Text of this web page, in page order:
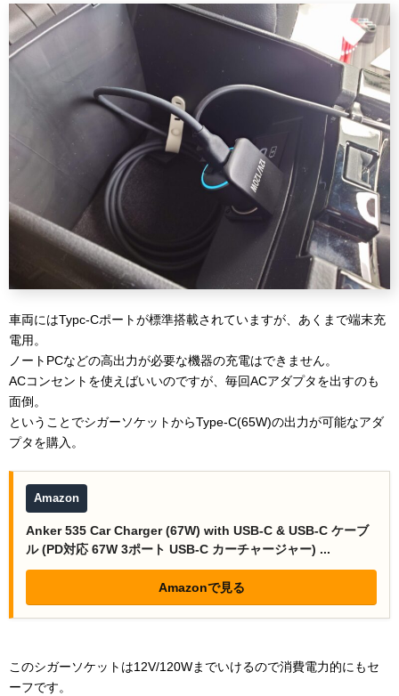
車両にはTypc-Cポートが標準搭載されていますが、あくまで端末充
電用。
ノートPCなどの高出力が必要な機器の充電はできません。
ACコンセントを使えばいいのですが、毎回ACアダプタを出すのも
面倒。
ということでシガーソケットからType-C(65W)の出力が可能なアダ
プタを購入。
Amazon
Anker 535 Car Charger (67W) with USB-C & USB-C ケーブ
ル (PD対応 67W 3ポート USB-C カーチャージャー) ...
Amazonで見る
このシガーソケットは12V/120Wまでいけるので消費電力的にもセ
ーフです。